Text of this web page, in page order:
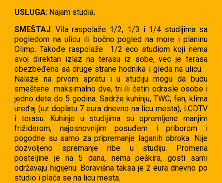
USLUGA: Najam studia.
SMEŠTAJ: Vila raspolaže 1/2, 1/3 i 1/4 studijima sa
pogledom na ulicu ili bočno pogled na more i planinu
Olimp. Takođe raspolaže 1/2 eco studiom koji nema
svoj direktan izlaz na terasu iz sobe, vec je terasa
obezbeđena sa druge strane hodnika i gleda na ulicu.
Nalaze na prvom spratu i u studiju mogu da budu
smeštene maksimalno dve, tri ili četiri odrasle osobe i
jedno dete do 5 godina. Sadrže kuhinju, TWC, fen, klima
uređaj (uz doplatu 7 eura dnevno na licu mesta), LCDTV
i terasu. Kuhinje u studijima su opremljene manjim
frižiderom, najosnovnijim posuđem i priborom i
pogodne su samo za pripremanje laganih obroka. Nije
dozvoljeno spremanje ribe u studiju. Promena
posteljine je na 5 dana, nema peškira, gosti sami
održavaju higijenu. Boravišna taksa je 2 eura dnevno po
studio i plaća se na licu mesta.